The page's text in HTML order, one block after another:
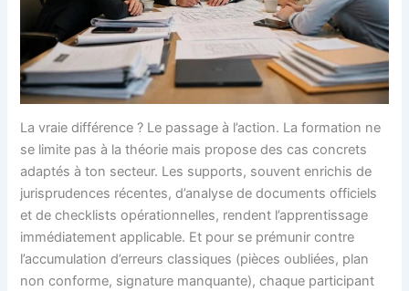
La vraie différence ? Le passage à l’action. La formation ne
se limite pas à la théorie mais propose des cas concrets
adaptés à ton secteur. Les supports, souvent enrichis de
jurisprudences récentes, d’analyse de documents officiels
et de checklists opérationnelles, rendent l’apprentissage
immédiatement applicable. Et pour se prémunir contre
l’accumulation d’erreurs classiques (pièces oubliées, plan
non conforme, signature manquante), chaque participant